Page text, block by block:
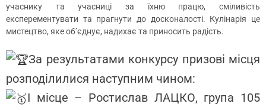
учаснику та учасниці за їхню працю, сміливість
експерементувати та прагнути до досконалості. Кулінарія це
мистецтво, яке об’єднує, надихає та приносить радість.
За результатами конкурсу призові місця
розподілилися наступним чином:
І місце – Ростислав ЛАЦКО, група 105